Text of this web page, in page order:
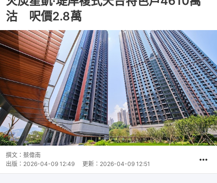
沽 呎價2.8萬
撰文： 蔡偉南
出版： 2026-04-09 12:49 更新： 2026-04-09 12:51